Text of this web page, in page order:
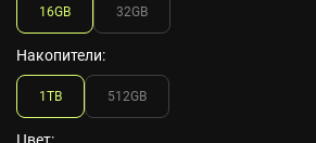
16GB 32GB
Накопители:
1TB 512GB